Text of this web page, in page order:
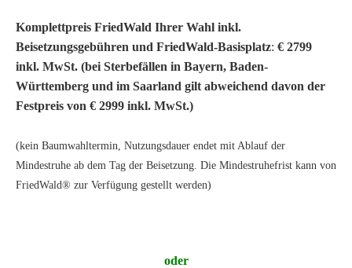
Komplettpreis FriedWald Ihrer Wahl inkl.
Beisetzungsgebühren und FriedWald-Basisplatz: € 2799
inkl. MwSt. (bei Sterbefällen in Bayern, Baden-
Württemberg und im Saarland gilt abweichend davon der
Festpreis von € 2999 inkl. MwSt.)
(kein Baumwahltermin, Nutzungsdauer endet mit Ablauf der
Mindestruhe ab dem Tag der Beisetzung. Die Mindestruhefrist kann von
FriedWald® zur Verfügung gestellt werden)
oder